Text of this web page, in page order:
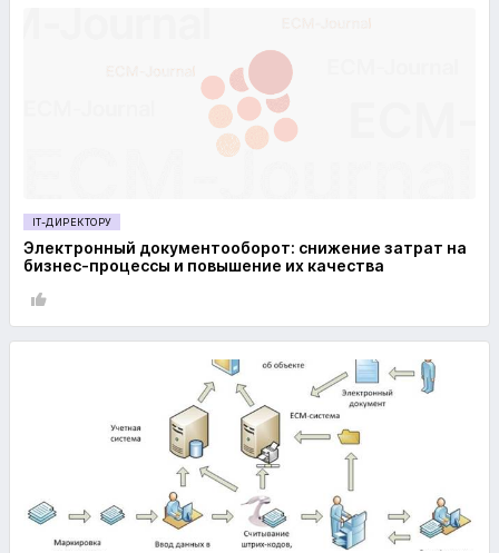
IT-ДИРЕКТОРУ
Электронный документооборот: снижение затрат на
бизнес-процессы и повышение их качества